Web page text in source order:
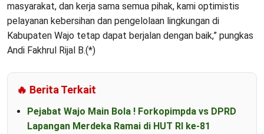
masyarakat, dan kerja sama semua pihak, kami optimistis
pelayanan kebersihan dan pengelolaan lingkungan di
Kabupaten Wajo tetap dapat berjalan dengan baik,” pungkas
Andi Fakhrul Rijal B.(*)
🔥 Berita Terkait
Pejabat Wajo Main Bola ! Forkopimpda vs DPRD
Lapangan Merdeka Ramai di HUT RI ke-81